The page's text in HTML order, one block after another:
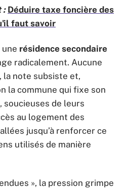
: Déduire taxe foncière des
faut savoir
résidence secondaire
radicalement. Aucune
la note subsiste et,
la commune qui fixe son
soucieuses de leurs
au logement des
jusqu’à renforcer ce
utilisés de manière
», la pression grimpe